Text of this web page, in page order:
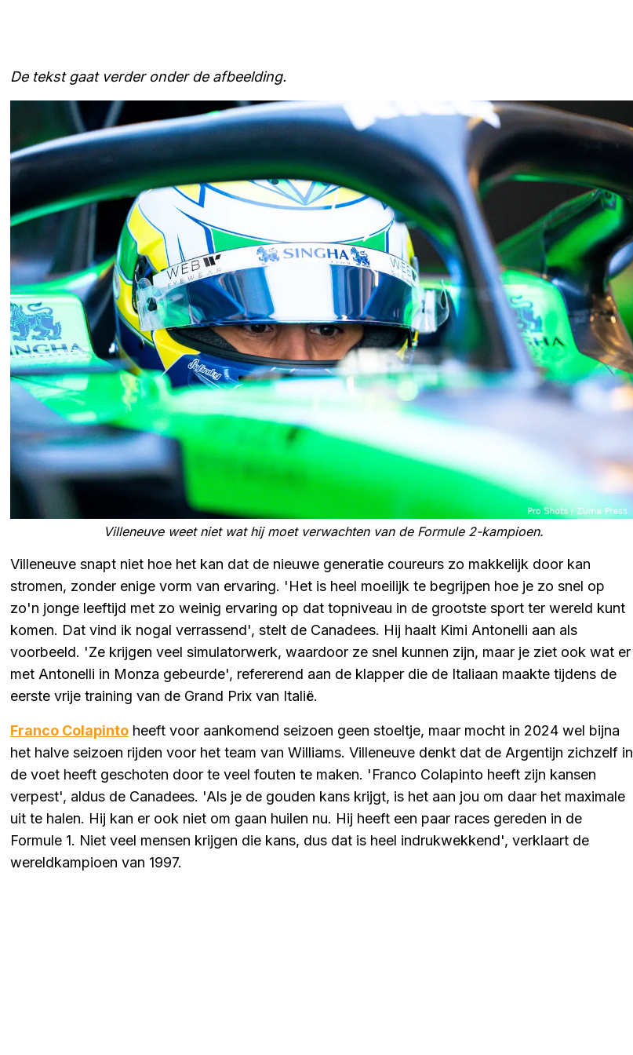
De tekst gaat verder onder de afbeelding.
Villeneuve weet niet wat hij moet verwachten van de Formule 2-kampioen.
Villeneuve snapt niet hoe het kan dat de nieuwe generatie coureurs zo makkelijk door kan
stromen, zonder enige vorm van ervaring. 'Het is heel moeilijk te begrijpen hoe je zo snel op
zo'n jonge leeftijd met zo weinig ervaring op dat topniveau in de grootste sport ter wereld kunt
komen. Dat vind ik nogal verrassend', stelt de Canadees. Hij haalt Kimi Antonelli aan als
voorbeeld. 'Ze krijgen veel simulatorwerk, waardoor ze snel kunnen zijn, maar je ziet ook wat er
met Antonelli in Monza gebeurde', refererend aan de klapper die de Italiaan maakte tijdens de
eerste vrije training van de Grand Prix van Italië.
Franco Colapinto heeft voor aankomend seizoen geen stoeltje, maar mocht in 2024 wel bijna
het halve seizoen rijden voor het team van Williams. Villeneuve denkt dat de Argentijn zichzelf in
de voet heeft geschoten door te veel fouten te maken. 'Franco Colapinto heeft zijn kansen
verpest', aldus de Canadees. 'Als je de gouden kans krijgt, is het aan jou om daar het maximale
uit te halen. Hij kan er ook niet om gaan huilen nu. Hij heeft een paar races gereden in de
Formule 1. Niet veel mensen krijgen die kans, dus dat is heel indrukwekkend', verklaart de
wereldkampioen van 1997.